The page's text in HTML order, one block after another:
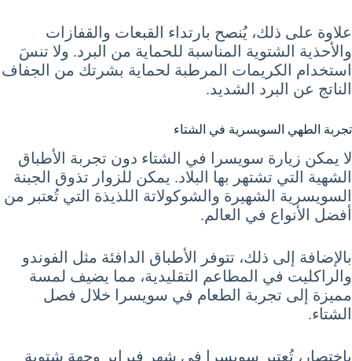
علاوة على ذلك، يُنصح بارتداء القبعات والقفازات
والأحذية الشتوية المناسبة للحماية من البرد. ولا تنسَ
استخدام الكريمات المرطبة لحماية بشرتك من الجفاف
الناتج عن البرد الشديد.
تجربة الطهي السويسرية في الشتاء
لا يمكن زيارة سويسرا في الشتاء دون تجربة الأطباق
الشهية التي تشتهر بها البلاد. يمكن للزوار تذوق الجبنة
السويسرية الشهيرة والشوكولاتة اللذيذة التي تُعتبر من
أفضل الأنواع في العالم.
بالإضافة إلى ذلك، تتوفر الأطباق الدافئة مثل الفوندو
والراكليت في المطاعم التقليدية، مما يضيف لمسة
مميزة إلى تجربة الطعام في سويسرا خلال فصل
الشتاء.
باختصار، تُعتبر سويسرا في شهر فبراير وجهة شتوية